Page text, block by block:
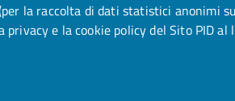
la raccolta di dati statistici anonimi
e la cookie policy del Sito PID al